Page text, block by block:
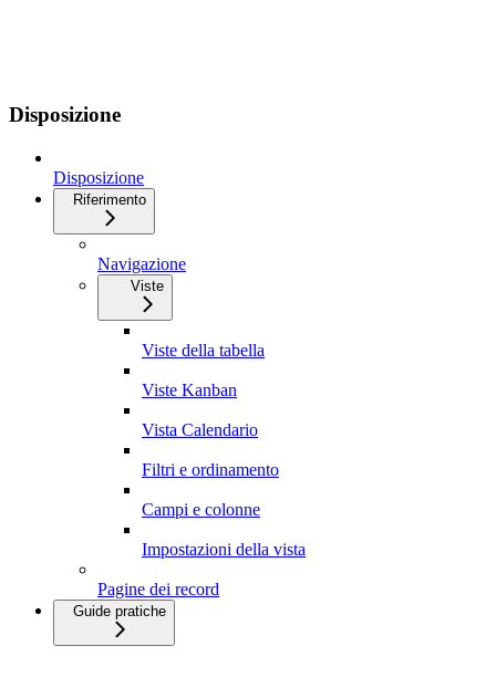
Disposizione
Disposizione
Riferimento
Navigazione
Viste
Viste della tabella
Viste Kanban
Vista Calendario
Filtri e ordinamento
Campi e colonne
Impostazioni della vista
Pagine dei record
Guide pratiche